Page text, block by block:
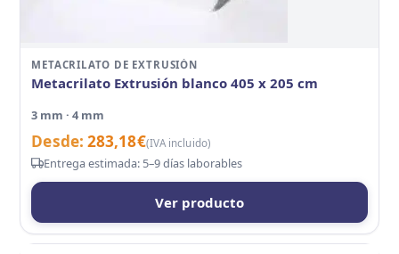
METACRILATO DE EXTRUSIÓN
Metacrilato Extrusión blanco 405 x 205 cm
3 mm · 4 mm
Desde:283,18€(IVA incluido)
Entrega estimada: 5–9 días laborables
Ver producto